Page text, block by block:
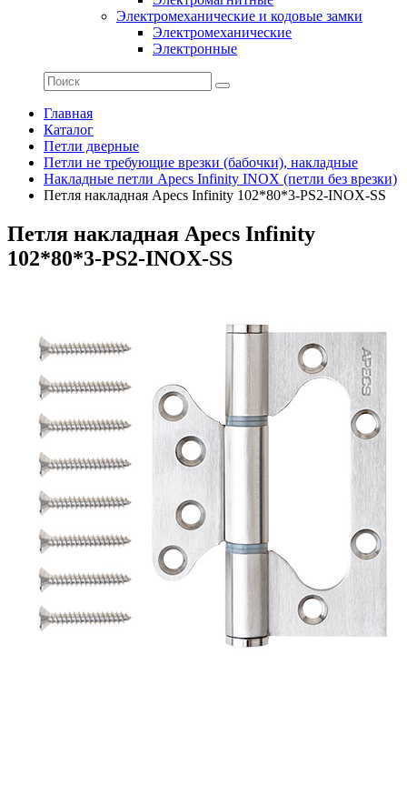
Электромеханические и кодовые замки
Электромеханические
Электронные
Главная
Каталог
Петли дверные
Петли не требующие врезки (бабочки), накладные
Накладные петли Apecs Infinity INOX (петли без врезки)
Петля накладная Apecs Infinity 102*80*3-PS2-INOX-SS
Петля накладная Apecs Infinity
102*80*3-PS2-INOX-SS